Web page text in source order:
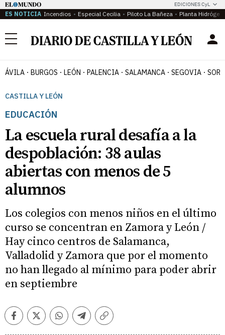
EDICIONES CyL
ES NOTICIA Incendios Especial Cecilia Piloto La Bañeza Planta
Menú
ÁVILA BURGOS LEÓN PALENCIA SALAMANCA SEGOVIA
CASTILLA Y LEÓN
EDUCACIÓN
La escuela rural desafía a la
despoblación: 38 aulas
abiertas con menos de 5
alumnos
Los colegios con menos niños en el último
curso se concentran en Zamora y León /
Hay cinco centros de Salamanca,
Valladolid y Zamora que por el momento
no han llegado al mínimo para poder abrir
en septiembre
FacebookTwitterWhatsappTelegramCopiar